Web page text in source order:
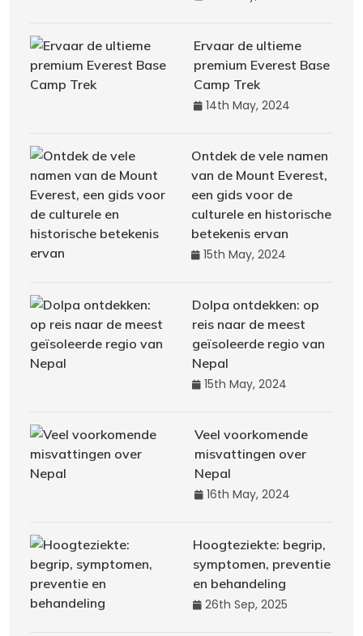
Ervaar de ultieme
premium Everest Base
Camp Trek
14th May, 2024
Ontdek de vele namen
van de Mount Everest,
een gids voor de
culturele en historische
betekenis ervan
15th May, 2024
Dolpa ontdekken: op
reis naar de meest
geïsoleerde regio van
Nepal
15th May, 2024
Veel voorkomende
misvattingen over
Nepal
16th May, 2024
Hoogteziekte: begrip,
symptomen, preventie
en behandeling
26th Sep, 2025